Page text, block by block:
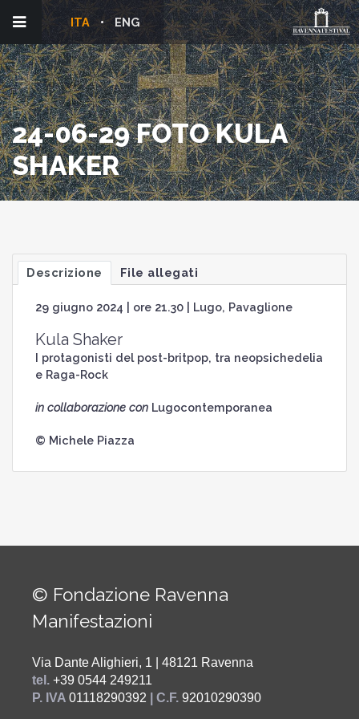
ENG
ITA
24-06-29 FOTO KULA
SHAKER
Descrizione File allegati
29 giugno 2024 | ore 21.30 | Lugo, Pavaglione
Kula Shaker
I protagonisti del post-britpop, tra neopsichedelia
e Raga-Rock
in collaborazione con Lugocontemporanea
© Michele Piazza
© Fondazione Ravenna
Manifestazioni
Via Dante Alighieri, 1 | 48121 Ravenna
tel. +39 0544 249211
P. IVA 01118290392 | C.F. 92010290390